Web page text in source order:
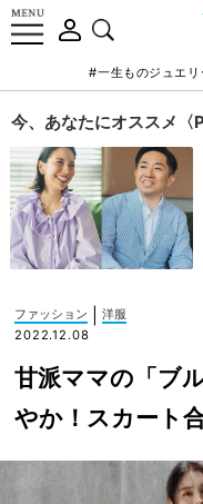
#一生ものジュエリ
今、あなたにオススメ〈
ファッション
洋服
2022.12.08
甘派ママの「ブ
やか！スカート